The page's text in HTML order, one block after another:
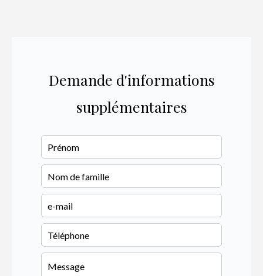
Demande d'informations
supplémentaires